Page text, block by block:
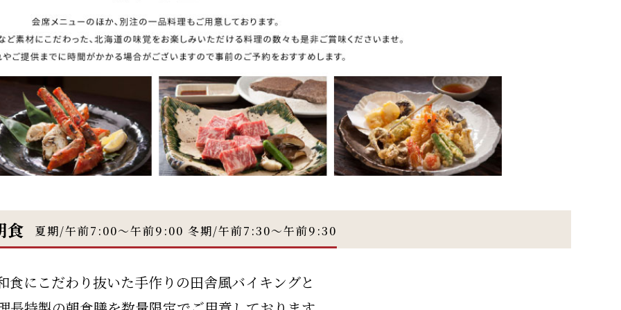
食 夏期/午前7:00～午前9:00 冬期/午前7:30～午前9:30
食にこだわり抜いた手作りの田舎風バイキングと